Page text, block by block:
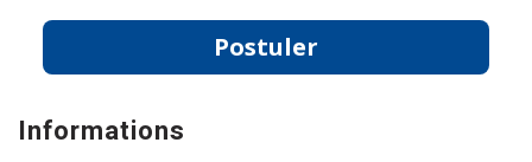
Postuler
Informations